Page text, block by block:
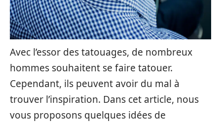
Avec l’essor des tatouages, de nombreux
hommes souhaitent se faire tatouer.
Cependant, ils peuvent avoir du mal à
trouver l’inspiration. Dans cet article, nous
vous proposons quelques idées de